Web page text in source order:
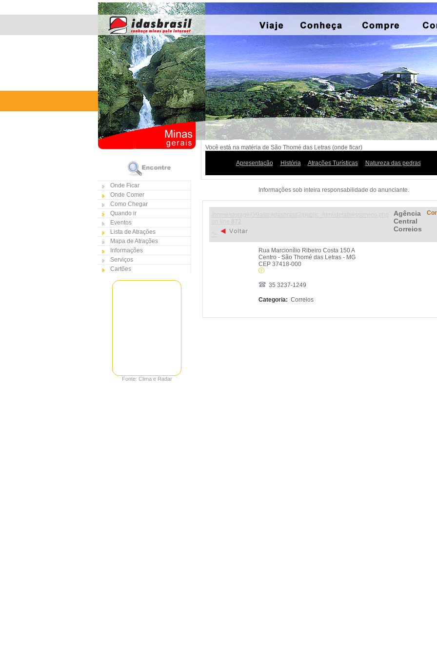
Onde Ficar
Onde Comer
Como Chegar
Quando ir
Eventos
Lista de Atrações
Mapa de Atrações
Informações
Serviços
Cartões
Fonte: Clima e Radar
Você está na matéria de São Thomé das Letras (onde ficar)
Apresentação História Atrações Turísticas Natureza das pedras
Informações sob inteira responsabilidade do anunciante.
Agência
Central
Correios
Rua Marcionílio Ribeiro Costa 150 A
Centro - São Thomé das Letras - MG
CEP 37418-000
35 3237-1249
Categoria: Correios